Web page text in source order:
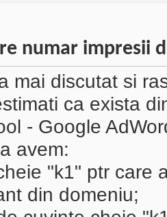
numar impresii
mai discutat si
ca exista
- Google
avem:
"k1" ptr care
din domeniu;